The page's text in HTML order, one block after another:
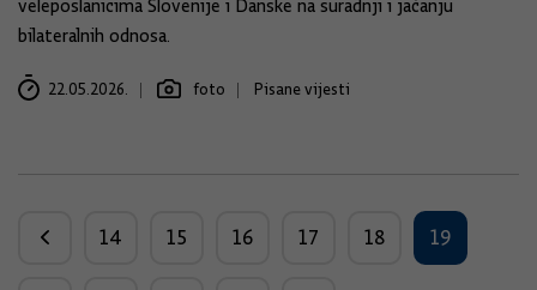
veleposlanicima Slovenije i Danske na suradnji i jačanju
bilateralnih odnosa.
22.05.2026. foto Pisane vijesti
14 15 16 17 18 19